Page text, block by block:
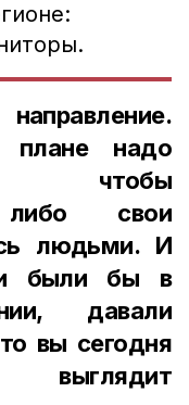
плане надо
чтобы
либо свои
людьми. И
были бы в
давали
вы сегодня
выглядит